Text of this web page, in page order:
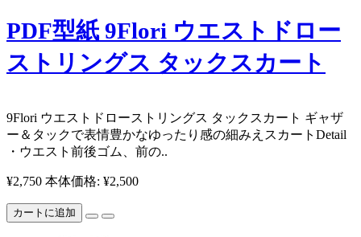
PDF型紙 9Flori ウエストドロー
ストリングス タックスカート
9Flori ウエストドローストリングス タックスカート ギャザ
ー＆タックで表情豊かなゆったり感の細みえスカート ​ ​ ​ ​ ​ Detail
・ウエスト前後ゴム、前の..
¥2,750 本体価格: ¥2,500
カートに追加